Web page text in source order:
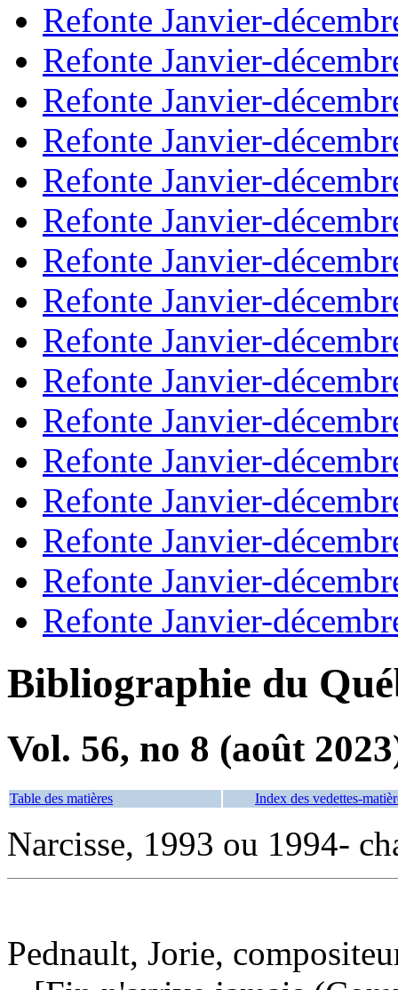
Refonte Janvier-
Refonte Janvier-
Refonte Janvier-
Refonte Janvier-
Refonte Janvier-
Refonte Janvier-
Refonte Janvier-
Refonte Janvier-
Refonte Janvier-
Refonte Janvier-
Refonte Janvier-
Refonte Janvier-
Refonte Janvier-
Refonte Janvier-
Refonte Janvier-
Refonte Janvier-
Bibliographie du
Vol. 56, no 8 (août
Table des matières Index des vedettes-
Narcisse, 1993 ou 1994-
Pednault, Jorie,